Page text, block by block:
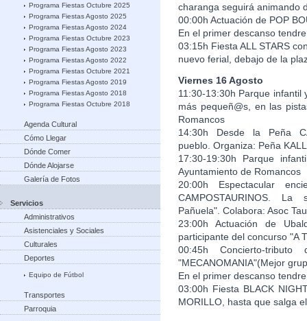
Programa Fiestas Octubre 2025
Programa Fiestas Agosto 2025
Programa Fiestas Agosto 2024
Programa Fiestas Octubre 2023
Programa Fiestas Agosto 2023
Programa Fiestas Agosto 2022
Programa Fiestas Octubre 2021
Programa Fiestas Agosto 2019
Programa Fiestas Agosto 2018
Programa Fiestas Octubre 2018
Agenda Cultural
Cómo Llegar
Dónde Comer
Dónde Alojarse
Galería de Fotos
Servicios
Administrativos
Asistenciales y Sociales
Culturales
Deportes
Equipo de Fútbol
Transportes
Parroquia
charanga seguirá animando
00:00h Actuación de POP
En el primer descanso
03:15h Fiesta ALL STARS
nuevo ferial, debajo de la
Viernes 16 Agosto
11:30-13:30h Parque
más pequeñ@s, en las
Romancos
14:30h Desde la Peña
pueblo. Organiza: Peña
17:30-19:30h Parque
Ayuntamiento de Romancos
20:00h Espectacular
CAMPOSTAURINOS.
Pañuela". Colabora: Asoc
23:00h Actuación de
participante del concurso "A
00:45h Concierto-
"MECANOMANIA"(Mejor
En el primer descanso
03:00h Fiesta BLACK
MORILLO, hasta que salga